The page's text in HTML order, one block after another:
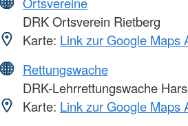
DRK Ortsverein Rietberg
Karte: Link zur Google Maps
Rettungswache
DRK-Lehrrettungswache
Karte: Link zur Google Maps